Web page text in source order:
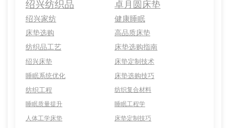
绍兴纺织品 卓月圆床垫
绍兴家纺 健康睡眠
床垫选购
高品质床垫
纺织品工艺
床垫选购指南
绍兴床垫
床垫定制技术
睡眠系统优化
床垫选购技巧
纺织工程
纺织复合材料
睡眠质量提升
睡眠工程学
人体工学床垫
床垫定制技巧